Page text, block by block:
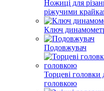
Ножиці для
ріжучими
Ключ
Подовжувач
Торцеві головки
головкою